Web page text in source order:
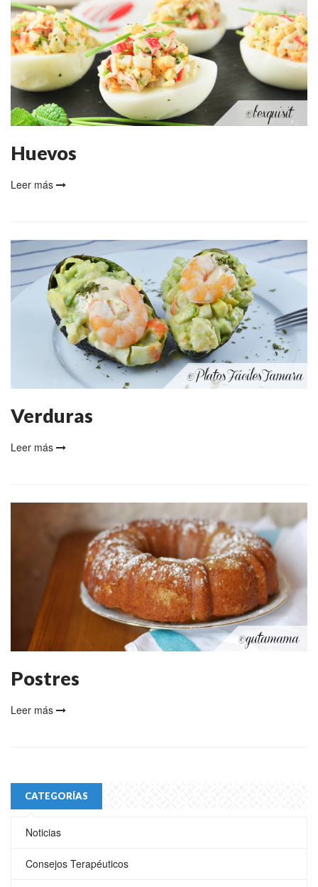
Huevos
Leer más
Verduras
Leer más
Postres
Leer más
CATEGORÍAS
Noticias
Consejos Terapéuticos